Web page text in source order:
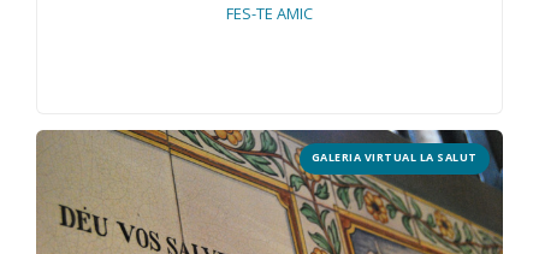
FES-TE AMIC
GALERIA VIRTUAL LA SALUT